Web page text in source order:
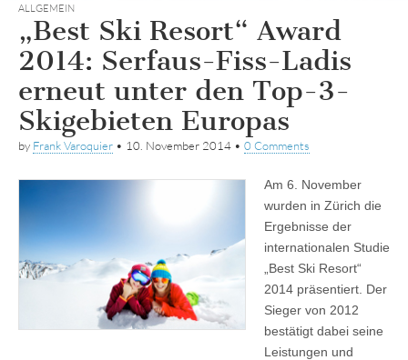
ALLGEMEIN
„Best Ski Resort“ Award
2014: Serfaus-Fiss-Ladis
erneut unter den Top-3-
Skigebieten Europas
by Frank Varoquier • 10. November 2014 • 0 Comments
Am 6. November
wurden in Zürich die
Ergebnisse der
internationalen Studie
„Best Ski Resort“
2014 präsentiert. Der
Sieger von 2012
bestätigt dabei seine
Leistungen und